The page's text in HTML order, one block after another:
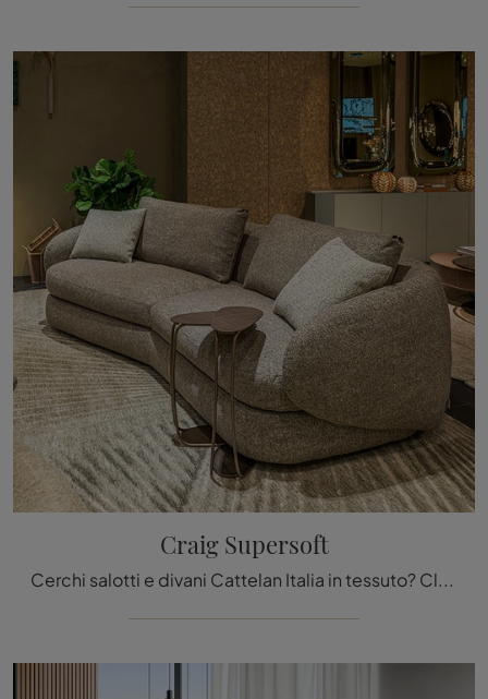
Craig Supersoft
Cerchi salotti e divani Cattelan Italia in tessuto? Clicca e scopri di più sul modello Craig Supersoft per spazi moderni.